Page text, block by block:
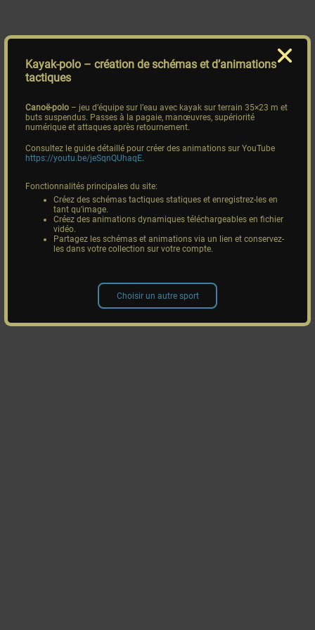
Kayak-polo – création de schémas et d’animations
tactiques
Canoë-polo – jeu d’équipe sur l’eau avec kayak sur terrain 35×23 m et
buts suspendus. Passes à la pagaie, manœuvres, supériorité
numérique et attaques après retournement.
Consultez le guide détaillé pour créer des animations sur YouTube
https://youtu.be/jeSqnQUhaqE.
Fonctionnalités principales du site:
Créez des schémas tactiques statiques et enregistrez-les en
tant qu’image.
Créez des animations dynamiques téléchargeables en fichier
vidéo.
Partagez les schémas et animations via un lien et conservez-
les dans votre collection sur votre compte.
Choisir un autre sport